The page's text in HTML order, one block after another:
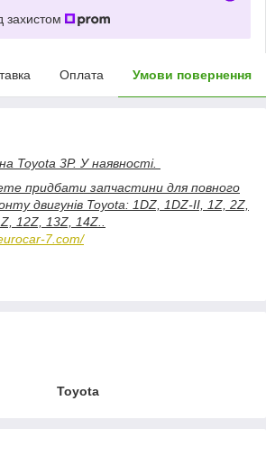
захистом
Оплата Умови повернення
Toyota 3P. У наявності.
придбати запчастини для повного
двигунів Toyota: 1DZ, 1DZ-II, 1Z, 2Z,
12Z, 13Z, 14Z..
7.com/
Toyota